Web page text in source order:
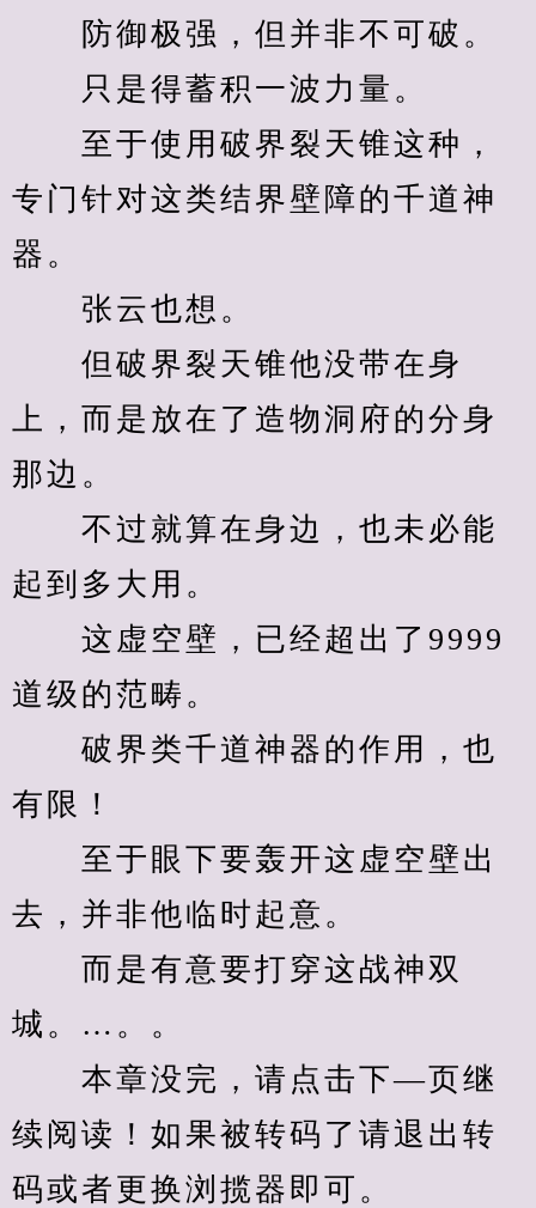
防御极强，但并非不可破。
只是得蓄积一波力量。
至于使用破界裂天锥这种，
专门针对这类结界壁障的千道神
器。
张云也想。
但破界裂天锥他没带在身
上，而是放在了造物洞府的分身
那边。
不过就算在身边，也未必能
起到多大用。
这虚空壁，已经超出了9999
道级的范畴。
破界类千道神器的作用，也
有限！
至于眼下要轰开这虚空壁出
去，并非他临时起意。
而是有意要打穿这战神双
城。…。。
本章没完，请点击下—页继
续阅读！如果被转码了请退出转
码或者更换浏揽器即可。